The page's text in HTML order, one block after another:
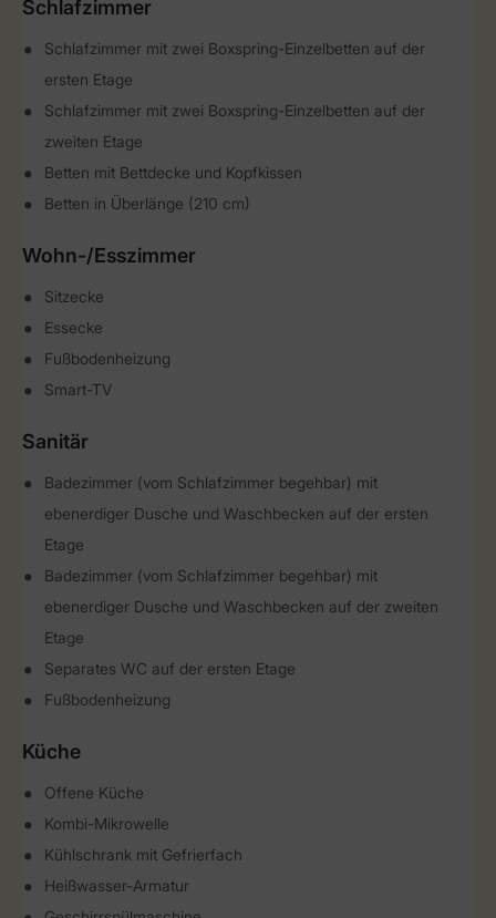
Schlafzimmer
Schlafzimmer mit zwei Boxspring-Einzelbetten auf der
ersten Etage
Schlafzimmer mit zwei Boxspring-Einzelbetten auf der
zweiten Etage
Betten mit Bettdecke und Kopfkissen
Betten in Überlänge (210 cm)
Wohn-/Esszimmer
Sitzecke
Essecke
Fußbodenheizung
Smart-TV
Sanitär
Badezimmer (vom Schlafzimmer begehbar) mit
ebenerdiger Dusche und Waschbecken auf der ersten
Etage
Badezimmer (vom Schlafzimmer begehbar) mit
ebenerdiger Dusche und Waschbecken auf der zweiten
Etage
Separates WC auf der ersten Etage
Fußbodenheizung
Küche
Offene Küche
Kombi-Mikrowelle
Kühlschrank mit Gefrierfach
Heißwasser-Armatur